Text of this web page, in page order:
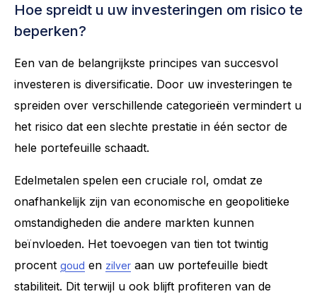
Hoe spreidt u uw investeringen om risico te
beperken?
Een van de belangrijkste principes van succesvol
investeren is diversificatie. Door uw investeringen te
spreiden over verschillende categorieën vermindert u
het risico dat een slechte prestatie in één sector de
hele portefeuille schaadt.
Edelmetalen spelen een cruciale rol, omdat ze
onafhankelijk zijn van economische en geopolitieke
omstandigheden die andere markten kunnen
beïnvloeden. Het toevoegen van tien tot twintig
procent goud en zilver aan uw portefeuille biedt
stabiliteit. Dit terwijl u ook blijft profiteren van de